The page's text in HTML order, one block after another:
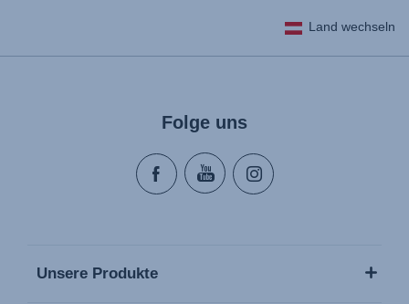
Land wechseln
Folge uns
Unsere Produkte